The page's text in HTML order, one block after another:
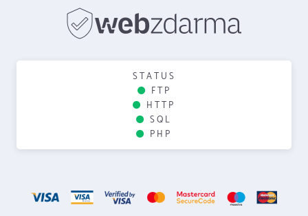
STATUS
FTP
HTTP
SQL
PHP